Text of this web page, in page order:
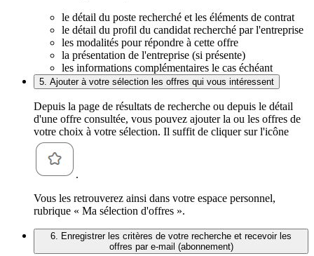
le détail du poste recherché et les éléments de contrat
le détail du profil du candidat recherché par l'entreprise
les modalités pour répondre à cette offre
la présentation de l'entreprise (si présente)
les informations complémentaires le cas échéant
5. Ajouter à votre sélection les offres qui vous intéressent
Depuis la page de résultats de recherche ou depuis le détail
d'une offre consultée, vous pouvez ajouter la ou les offres de
votre choix à votre sélection. Il suffit de cliquer sur l'icône
.
Vous les retrouverez ainsi dans votre espace personnel,
rubrique « Ma sélection d'offres ».
6. Enregistrer les critères de votre recherche et recevoir les
offres par e-mail (abonnement)